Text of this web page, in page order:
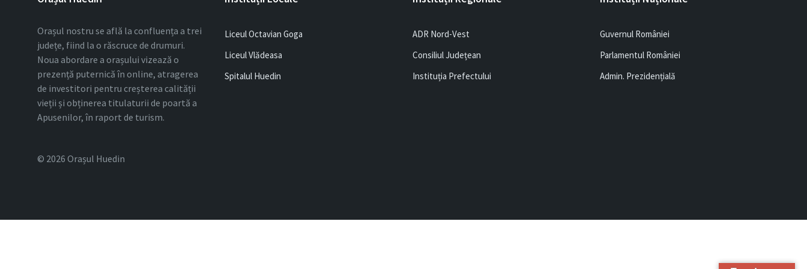
Orașul nostru se află la confluența a trei
județe, fiind la o răscruce de drumuri.
Noua abordare a orașului vizează o
prezență puternică în online, atragerea
de investitori pentru creșterea calității
vieții și obținerea titulaturii de poartă a
Apusenilor, în raport de turism.
Liceul Octavian Goga
Liceul Vlădeasa
Spitalul Huedin
ADR Nord-Vest
Consiliul Județean
Instituția Prefectului
Guvernul României
Parlamentul României
Admin. Prezidențială
© 2026 Orașul Huedin